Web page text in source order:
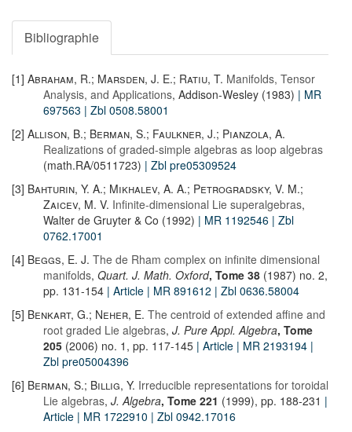
Bibliographie
[1] Abraham, R.; Marsden, J. E.; Ratiu, T. Manifolds, Tensor
Analysis, and Applications, Addison-Wesley (1983) | MR
697563 | Zbl 0508.58001
[2] Allison, B.; Berman, S.; Faulkner, J.; Pianzola, A.
Realizations of graded-simple algebras as loop algebras
(math.RA/0511723) | Zbl pre05309524
[3] Bahturin, Y. A.; Mikhalev, A. A.; Petrogradsky, V. M.;
Zaicev, M. V. Infinite-dimensional Lie superalgebras,
Walter de Gruyter & Co (1992) | MR 1192546 | Zbl
0762.17001
[4] Beggs, E. J. The de Rham complex on infinite dimensional
manifolds, Quart. J. Math. Oxford, Tome 38 (1987) no. 2,
pp. 131-154 | Article | MR 891612 | Zbl 0636.58004
[5] Benkart, G.; Neher, E. The centroid of extended affine and
root graded Lie algebras, J. Pure Appl. Algebra, Tome
205 (2006) no. 1, pp. 117-145 | Article | MR 2193194 |
Zbl pre05004396
[6] Berman, S.; Billig, Y. Irreducible representations for toroidal
Lie algebras, J. Algebra, Tome 221 (1999), pp. 188-231 |
Article | MR 1722910 | Zbl 0942.17016